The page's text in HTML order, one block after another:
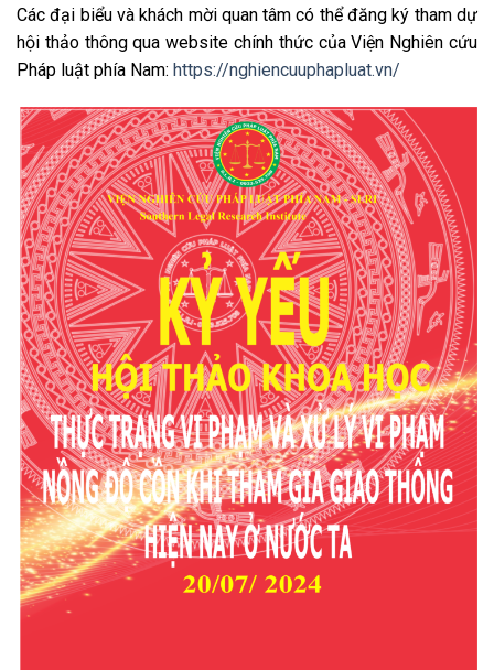
Các đại biểu và khách mời quan tâm có thể đăng ký tham dự
hội thảo thông qua website chính thức của Viện Nghiên cứu
Pháp luật phía Nam: https://nghiencuuphapluat.vn/